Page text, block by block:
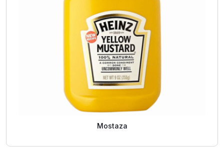
Mostaza